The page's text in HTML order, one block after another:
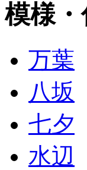
模様
万葉
八坂
七夕
水辺